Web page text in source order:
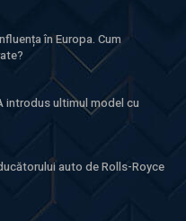
în Europa. Cum
introdus ultimul model cu
auto de Rolls-Royce